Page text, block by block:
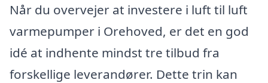
Når du overvejer at investere i luft til luft
varmepumper i Orehoved, er det en god
idé at indhente mindst tre tilbud fra
forskellige leverandører. Dette trin kan